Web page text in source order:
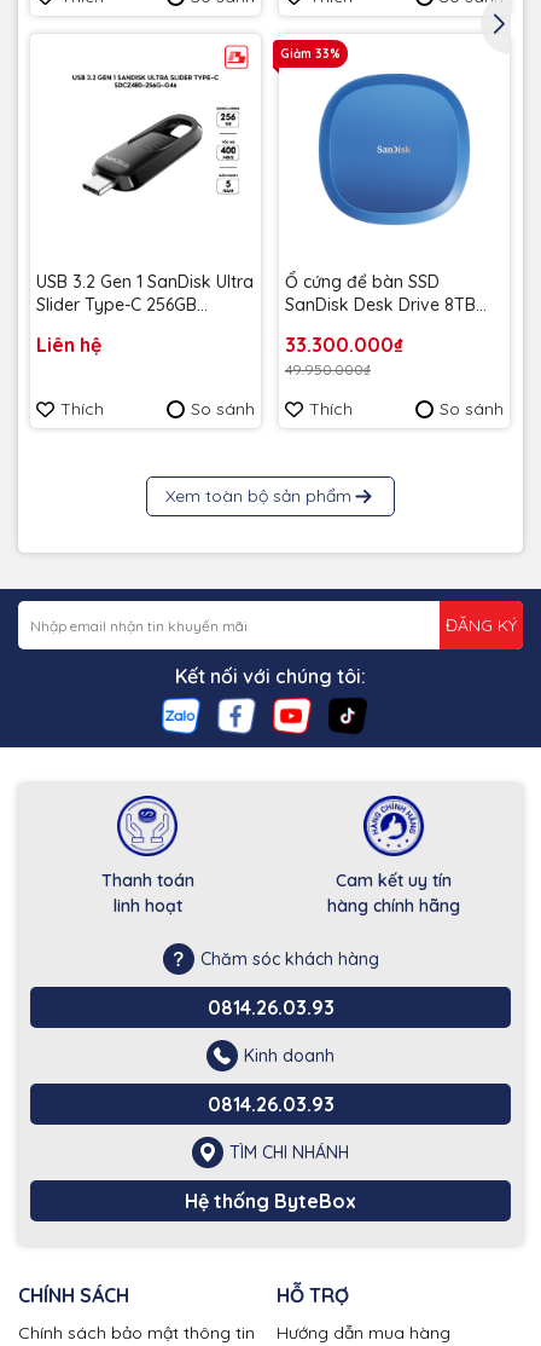
USB 3.2 Gen 1 SanDisk Ultra
Slider Type-C 256GB
G46 - Bảo hành 5 năm
Liên hệ
Thích So sánh
Giảm 33%
Ổ cứng để bàn SSD
SanDisk Desk Drive 8TB
SDSSDT40C-8T00-A25 -
Bảo Hành 3 năm
33.300.000₫
49.950.000₫
Thích So sánh
Xem toàn bộ sản phẩm
ĐĂNG KÝ
Kết nối với chúng tôi:
Thanh toán
linh hoạt
Cam kết uy tín
hàng chính hãng
Chăm sóc khách hàng
0814.26.03.93
Kinh doanh
0814.26.03.93
TÌM CHI NHÁNH
Hệ thống ByteBox
CHÍNH SÁCH
Chính sách bảo mật thông tin
HỖ TRỢ
Hướng dẫn mua hàng